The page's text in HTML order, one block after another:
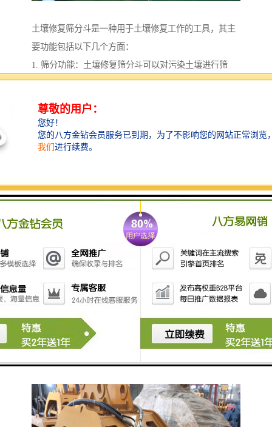
土壤修复筛分斗是一种用于土壤修复工作的工具，其主
要功能包括以下几个方面：
1. 筛分功能：土壤修复筛分斗可以对污染土壤进行筛
分，将土壤中的杂质、石块、树木残渣等物质与土壤分
离，从而得到较为纯净的土壤。
2. 分级功能：土壤修复筛分斗可以根据需要对土壤进行
分级，将不同粒径的土壤分开，以便后续的土壤处理工
有机物等污染物与土壤分离，从而减少土壤中的污染物
4. 混合功能：土壤修复筛分斗还可以将经过处理的土壤
与修复剂等物质进行混合，以提高修复效果。
5. 压实功能：土壤修复筛分斗在筛分过程中可以对土壤
进行压实，增加土壤的密实度，提高土壤的承载能力。
总的来说，土壤修复筛分斗的功能主要是对污染土壤进
行筛分、分级、分离、混合和压实等处理，以达到修复
土壤的目的。